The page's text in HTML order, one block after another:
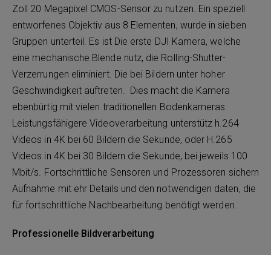
Zoll 20 Megapixel CMOS-Sensor zu nutzen. Ein speziell
entworfenes Objektiv aus 8 Elementen, wurde in sieben
Gruppen unterteil. Es ist Die erste DJI Kamera, welche
eine mechanische Blende nutz, die Rolling-Shutter-
Verzerrungen eliminiert. Die bei Bildern unter hoher
Geschwindigkeit auftreten. Dies macht die Kamera
ebenbürtig mit vielen traditionellen Bodenkameras.
Leistungsfähigere Videoverarbeitung unterstütz h.264
Videos in 4K bei 60 Bildern die Sekunde, oder H.265
Videos in 4K bei 30 Bildern die Sekunde, bei jeweils 100
Mbit/s. Fortschrittliche Sensoren und Prozessoren sichern
Aufnahme mit ehr Details und den notwendigen daten, die
für fortschrittliche Nachbearbeitung benötigt werden.
Professionelle Bildverarbeitung